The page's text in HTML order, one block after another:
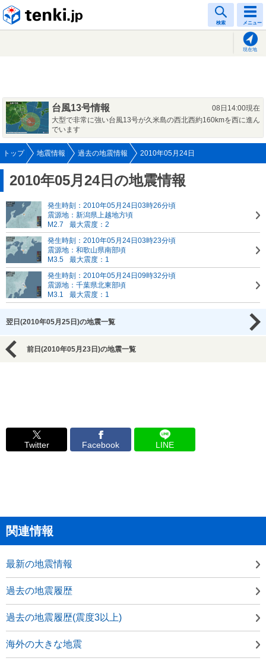
検索 メニュー
現在地
台風13号情報
08日14:00現在
大型で非常に強い台風13号が久米島の西北西約160kmを西に進ん
でいます
トップ 地震情報 過去の地震情報 2010年05月24日
2010年05月24日の地震情報
発生時刻：2010年05月24日03時26分頃
震源地：新潟県上越地方頃
M2.7
最大震度：2
発生時刻：2010年05月24日03時23分頃
震源地：和歌山県南部頃
M3.5
最大震度：1
発生時刻：2010年05月24日09時32分頃
震源地：千葉県北東部頃
M3.1
最大震度：1
翌日(2010年05月25日)の地震一覧
前日(2010年05月23日)の地震一覧
Twitter Facebook LINE
関連情報
最新の地震情報
過去の地震履歴
過去の地震履歴(震度3以上)
海外の大きな地震